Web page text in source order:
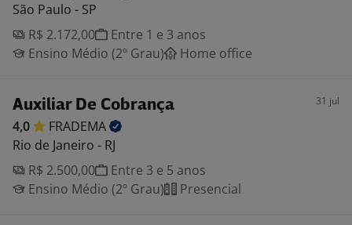
São Paulo - SP
R$ 2.172,00
Entre 1 e 3 anos
Ensino Médio (2º Grau)
Home office
Auxiliar De Cobrança 31 jul
4,0
FRADEMA
Rio de Janeiro - RJ
R$ 2.500,00
Entre 3 e 5 anos
Ensino Médio (2º Grau)
Presencial